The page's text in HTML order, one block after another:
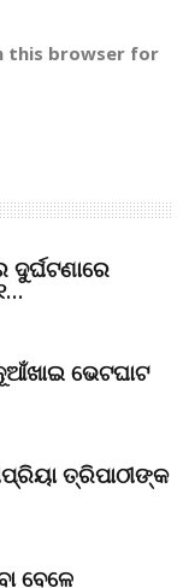
this browser for
ଭେଟଘାଟ
ତ୍ରିପାଠୀଙ୍କ
ବେଳେ